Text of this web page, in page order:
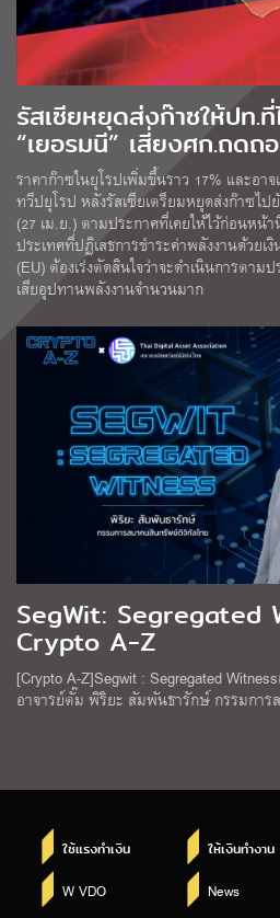
รัสเซียหยุดส่งก๊าซให้ปท.
“เยอรมนี” เสี่ยงศก.ถดถ
ราคาก๊าซในยุโรปเพิ่มขึ้นราว 17% และอา
ทวีปยุโรป หลังรัสเซียเตรียมหยุดส่งก๊าซไ
(27 เม.ย.) ตามประกาศที่เคยให้ไว้ก่อนหน้
ประเทศที่ปฏิเสธการชำระค่าพลังงานด้วยเ
(EU) ต้องเร่งตัดสินใจว่าจะดำเนินการตา
เสียอุปทานพลังงานจำนวนมาก
SegWit: Segregated
Crypto A-Z
[Crypto A-Z]Segwit : Segregated
อาจารย์ตั๊ม พิริยะ สัมพันธารักษ์ กรรมกา
ใช้แรงทำเงิน ให้เงินทำงาน
W VDO News